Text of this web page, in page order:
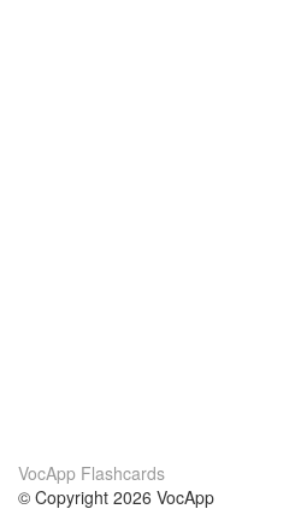
VocApp Flashcards
© Copyright 2026 VocApp